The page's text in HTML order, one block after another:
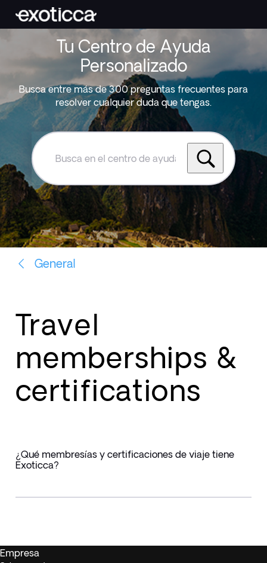
Tu Centro de Ayuda
Personalizado
Busca entre más de 300 preguntas frecuentes para
resolver cualquier duda que tengas.
Busca
el
centro
de
ayuda
de
Exoticca
General
Travel
memberships &
certifications
¿Qué membresías y certificaciones de viaje tiene
Exoticca?